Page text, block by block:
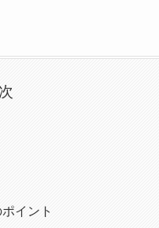
イント